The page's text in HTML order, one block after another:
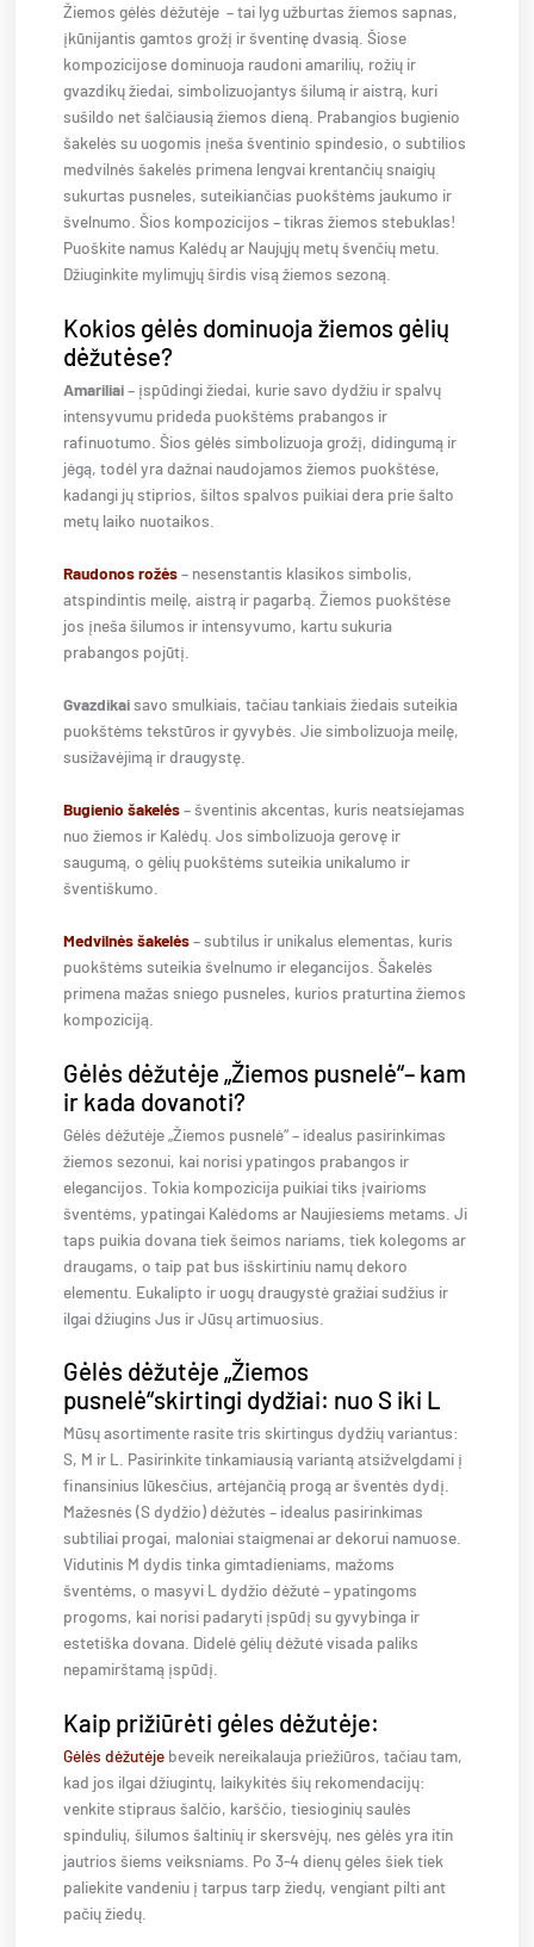
Žiemos gėlės dėžutėje – tai lyg užburtas žiemos sapnas,
įkūnijantis gamtos grožį ir šventinę dvasią. Šiose
kompozicijose dominuoja raudoni amarilių, rožių ir
gvazdikų žiedai, simbolizuojantys šilumą ir aistrą, kuri
sušildo net šalčiausią žiemos dieną. Prabangios bugienio
šakelės su uogomis įneša šventinio spindesio, o subtilios
medvilnės šakelės primena lengvai krentančių snaigių
sukurtas pusneles, suteikiančias puokštėms jaukumo ir
švelnumo. Šios kompozicijos – tikras žiemos stebuklas!
Puoškite namus Kalėdų ar Naujųjų metų švenčių metu.
Džiuginkite mylimųjų širdis visą žiemos sezoną.
Kokios gėlės dominuoja žiemos gėlių
dėžutėse?
Amariliai– įspūdingi žiedai, kurie savo dydžiu ir spalvų
intensyvumu prideda puokštėms prabangos ir
rafinuotumo. Šios gėlės simbolizuoja grožį, didingumą ir
jėgą, todėl yra dažnai naudojamos žiemos puokštėse,
kadangi jų stiprios, šiltos spalvos puikiai dera prie šalto
metų laiko nuotaikos.
Raudonos rožės – nesenstantis klasikos simbolis,
atspindintis meilę, aistrą ir pagarbą. Žiemos puokštėse
jos įneša šilumos ir intensyvumo, kartu sukuria
prabangos pojūtį.
Gvazdikaisavo smulkiais, tačiau tankiais žiedais suteikia
puokštėms tekstūros ir gyvybės. Jie simbolizuoja meilę,
susižavėjimą ir draugystę.
Bugienio šakelės – šventinis akcentas, kuris neatsiejamas
nuo žiemos ir Kalėdų. Jos simbolizuoja gerovę ir
saugumą, o gėlių puokštėms suteikia unikalumo ir
šventiškumo.
Medvilnės šakelės– subtilus ir unikalus elementas, kuris
puokštėms suteikia švelnumo ir elegancijos. Šakelės
primena mažas sniego pusneles, kurios praturtina žiemos
kompoziciją.
Gėlės dėžutėje „Žiemos pusnelė“– kam
ir kada dovanoti?
Gėlės dėžutėje „Žiemos pusnelė“ – idealus pasirinkimas
žiemos sezonui, kai norisi ypatingos prabangos ir
elegancijos. Tokia kompozicija puikiai tiks įvairioms
šventėms, ypatingai Kalėdoms ar Naujiesiems metams. Ji
taps puikia dovana tiek šeimos nariams, tiek kolegoms ar
draugams, o taip pat bus išskirtiniu namų dekoro
elementu. Eukalipto ir uogų draugystė gražiai sudžius ir
ilgai džiugins Jus ir Jūsų artimuosius.
Gėlės dėžutėje „Žiemos
pusnelė“skirtingi dydžiai: nuo S iki L
Mūsų asortimente rasite tris skirtingus dydžių variantus:
S, M ir L. Pasirinkite tinkamiausią variantą atsižvelgdami į
finansinius lūkesčius, artėjančią progą ar šventės dydį.
Mažesnės (S dydžio) dėžutės – idealus pasirinkimas
subtiliai progai, maloniai staigmenai ar dekorui namuose.
Vidutinis M dydis tinka gimtadieniams, mažoms
šventėms, o masyvi L dydžio dėžutė – ypatingoms
progoms, kai norisi padaryti įspūdį su gyvybinga ir
estetiška dovana. Didelė gėlių dėžutė visada paliks
nepamirštamą įspūdį.
Kaip prižiūrėti gėles dėžutėje:
Gėlės dėžutėje beveik nereikalauja priežiūros, tačiau tam,
kad jos ilgai džiugintų, laikykitės šių rekomendacijų:
venkite stipraus šalčio, karščio, tiesioginių saulės
spindulių, šilumos šaltinių ir skersvėjų, nes gėlės yra itin
jautrios šiems veiksniams. Po 3-4 dienų gėles šiek tiek
paliekite vandeniu į tarpus tarp žiedų, vengiant pilti ant
pačių žiedų.